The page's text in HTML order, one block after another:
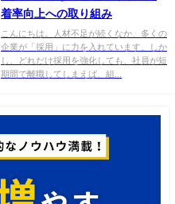
着率向上への取り組み
こんにちは。人材不足が続くなか、多くの
企業が「採用」に力を入れています。しか
し、どれだけ採用を強化しても、社員が短
期間で離職してしまえば、組...